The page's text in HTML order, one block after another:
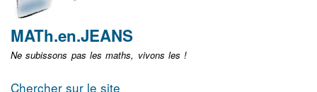
MATh.en.JEANS
Ne subissons pas les maths, vivons les !
Chercher sur le site